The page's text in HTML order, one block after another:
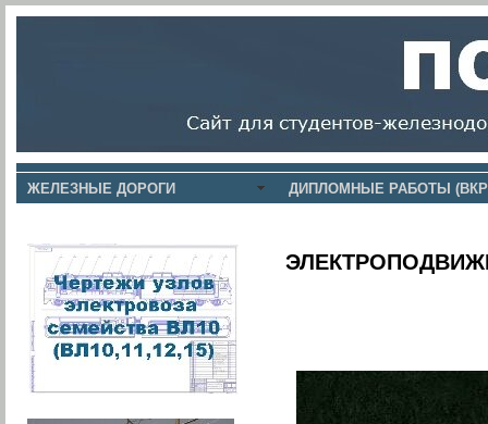
ЖЕЛЕЗНЫЕ ДОРОГИ ДИПЛОМНЫЕ РАБОТЫ